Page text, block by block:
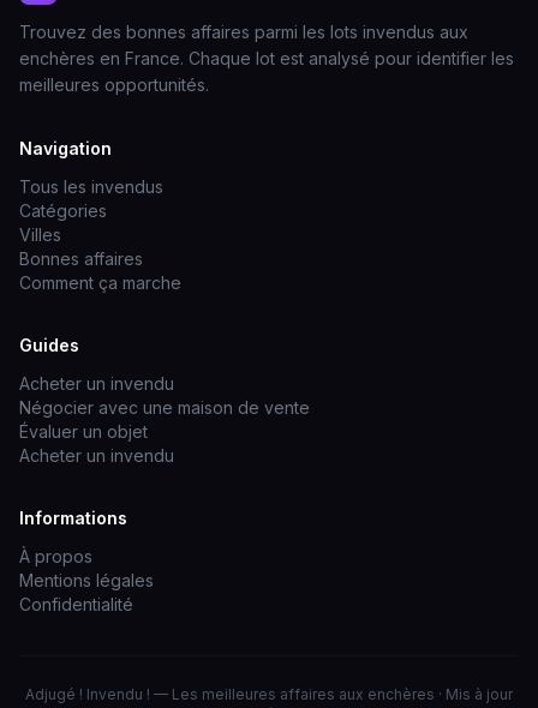
Trouvez des bonnes affaires parmi les lots invendus aux
enchères en France. Chaque lot est analysé pour identifier les
meilleures opportunités.
Navigation
Tous les invendus
Catégories
Villes
Bonnes affaires
Comment ça marche
Guides
Acheter un invendu
Négocier avec une maison de vente
Évaluer un objet
Acheter un invendu
Informations
À propos
Mentions légales
Confidentialité
Adjugé ! Invendu ! — Les meilleures affaires aux enchères · Mis à jour